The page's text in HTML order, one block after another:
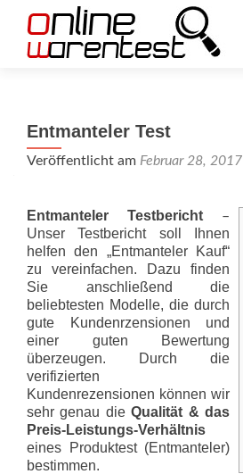
Entmanteler Test
Veröffentlicht am Februar 28, 2017
Entmanteler Testbericht –
Unser Testbericht soll Ihnen
helfen den „Entmanteler Kauf“
zu vereinfachen. Dazu finden
Sie anschließend die
beliebtesten Modelle, die durch
gute Kundenrzensionen und
einer guten Bewertung
überzeugen. Durch die
verifizierten
Kundenrezensionen können wir
sehr genau dieQualität & das
Preis-Leis­tungs-Ver­hält­nis
eines Produktest (Entmanteler)
bestimmen.